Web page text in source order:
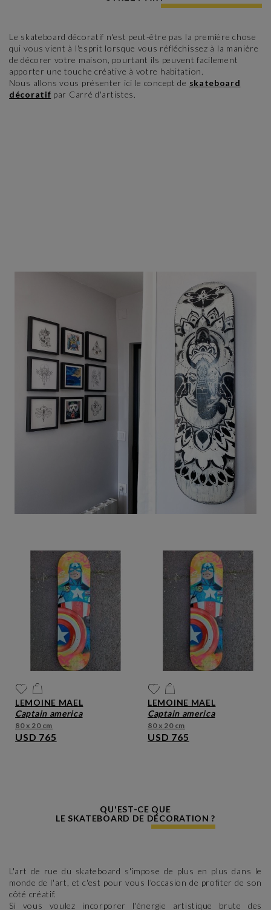
Le skateboard décoratif n'est peut-être pas la première chose
qui vous vient à l'esprit lorsque vous réfléchissez à la manière
de décorer votre maison, pourtant ils peuvent facilement
apporter une touche créative à votre habitation.
Nous allons vous présenter ici le concept de skateboard
décoratif par Carré d'artistes.
LEMOINE MAEL
captain america
80 x 20 cm
USD 765
LEMOINE MAEL
captain america
80 x 20 cm
USD 765
QU'EST-CE QUE
LE SKATEBOARD DE DÉCORATION ?
L'art de rue du skateboard s'impose de plus en plus dans le
monde de l'art, et c'est pour vous l'occasion de profiter de son
côté créatif.
Si vous voulez incorporer l'énergie artistique brute des